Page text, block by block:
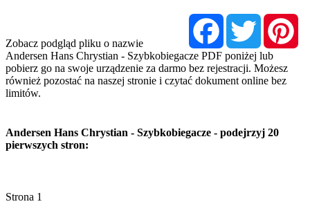
FacebookTwitter
Zobacz podgląd pliku o nazwie
Andersen Hans Chrystian - Szybkobiegacze PDF poniżej lub
pobierz go na swoje urządzenie za darmo bez rejestracji. Możesz
również pozostać na naszej stronie i czytać dokument online bez
limitów.
Andersen Hans Chrystian - Szybkobiegacze - podejrzyj 20
pierwszych stron:
Strona 1